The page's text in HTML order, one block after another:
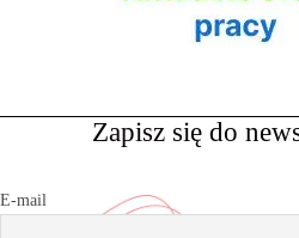
Zapisz się do
E-mail